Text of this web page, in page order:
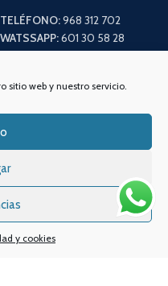
sitio web y nuestro servicio.
y cookies
TELÉFONO:968 312 702
WATSSAPP:601 30 58 28
Email:info@vapeo.es
de envío